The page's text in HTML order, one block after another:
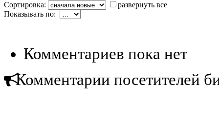
Сортировка:
развернуть все
Показывать по:
Комментариев пока нет
Комментарии посетителей